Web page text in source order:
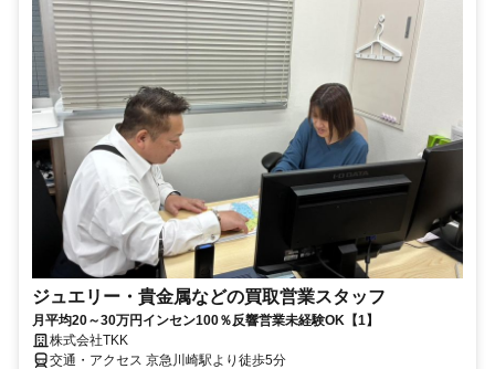
ジュエリー・貴金属などの買取営業スタッフ
月平均20～30万円インセン100％反響営業未経験OK【1】
株式会社TKK
交通・アクセス 京急川崎駅より徒歩5分